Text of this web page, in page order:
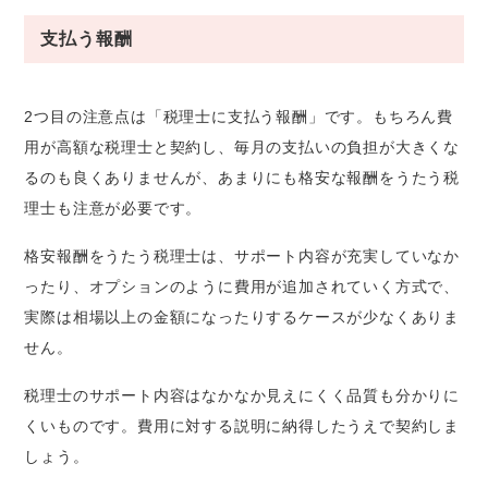
支払う報酬
2つ目の注意点は「税理士に支払う報酬」です。もちろん費
用が高額な税理士と契約し、毎月の支払いの負担が大きくな
るのも良くありませんが、あまりにも格安な報酬をうたう税
理士も注意が必要です。
格安報酬をうたう税理士は、サポート内容が充実していなか
ったり、オプションのように費用が追加されていく方式で、
実際は相場以上の金額になったりするケースが少なくありま
せん。
税理士のサポート内容はなかなか見えにくく品質も分かりに
くいものです。費用に対する説明に納得したうえで契約しま
しょう。